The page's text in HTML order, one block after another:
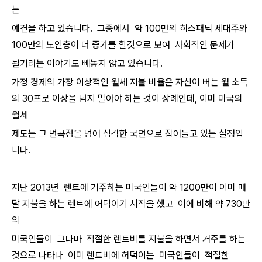
는
예견을 하고 있습니다. 그중에서 약 100만의 히스패닉 세대주와
100만의 노인층이 더 증가를 할것으로 보여 사회적인 문제가
될거라는 이야기도 빼놓지 않고 있습니다.
가정 경제의 가장 이상적인 월세 지불 비율은 자신이 버는 월 소득
의 30프로 이상을 넘지 말아야 하는 것이 상례인데, 이미 미국의
월세
제도는 그 변곡점을 넘어 심각한 국면으로 잡어들고 있는 실정입
니다.
지난 2013년 렌트에 거주하는 미국인들이 약 1200만이 이미 매
달 지불을 하는 렌트에 어덕이기 시작을 했고 이에 비해 약 730만
의
미국인들이 그나마 적절한 렌트비를 지불을 하면서 거주를 하는
것으로 나타나 이미 렌트비에 허덕이는 미국인들이 적절한